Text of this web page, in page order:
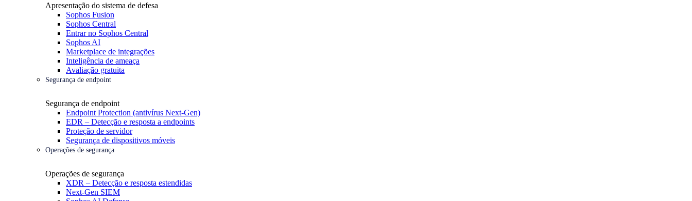
Apresentação do sistema de defesa
Sophos Fusion
Sophos Central
Entrar no Sophos Central
Sophos AI
Marketplace de integrações
Inteligência de ameaça
Avaliação gratuita
Segurança de endpoint
Segurança de endpoint
Endpoint Protection (antivírus Next-Gen)
EDR – Detecção e resposta a endpoints
Proteção de servidor
Segurança de dispositivos móveis
Operações de segurança
Operações de segurança
XDR – Detecção e resposta estendidas
Next-Gen SIEM